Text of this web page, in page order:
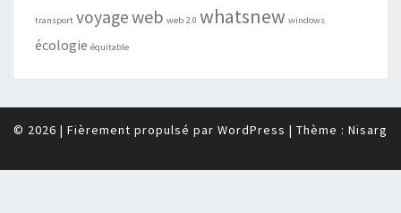
transport voyageweb web 2.0 whatsnew windows
écologie équitable
© 2026 | Fièrement propulsé par WordPress | Thème : Nisarg